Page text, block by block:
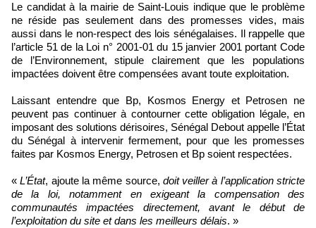
Le candidat à la mairie de Saint-Louis indique que le problème
ne réside pas seulement dans des promesses vides, mais
aussi dans le non-respect des lois sénégalaises. Il rappelle que
l’article 51 de la Loi n° 2001-01 du 15 janvier 2001 portant Code
de l’Environnement, stipule clairement que les populations
impactées doivent être compensées avant toute exploitation.
Laissant entendre que Bp, Kosmos Energy et Petrosen ne
peuvent pas continuer à contourner cette obligation légale, en
imposant des solutions dérisoires, Sénégal Debout appelle l’État
du Sénégal à intervenir fermement, pour que les promesses
faites par Kosmos Energy, Petrosen et Bp soient respectées.
«L’État, ajoute la même source, doit veiller à l’application stricte
de la loi, notamment en exigeant la compensation des
communautés impactées directement, avant le début de
l’exploitation du site et dans les meilleurs délais. »